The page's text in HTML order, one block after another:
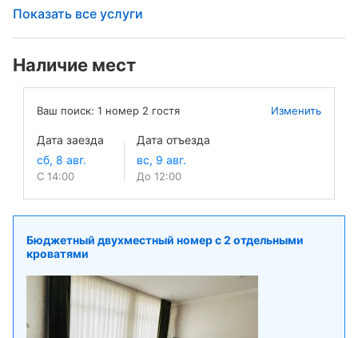
Показать все услуги
Наличие мест
Ваш поиск: 1 номер 2 гостя Изменить
Дата заезда
С 14:00
Дата отъезда
До 12:00
Бюджетный двухместный номер с 2 отдельными
кроватями